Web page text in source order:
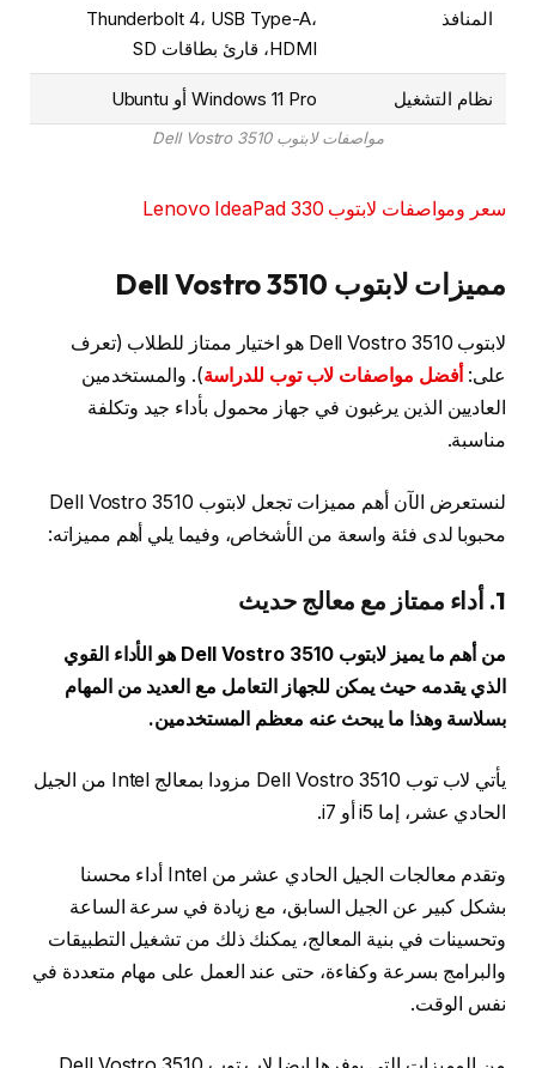
المنافذ
Thunderbolt 4، USB Type-A،
HDMI، قارئ بطاقات SD
نظام التشغيل Windows 11 Pro أو Ubuntu
مواصفات لابتوب Dell Vostro 3510
سعر ومواصفات لابتوب Lenovo IdeaPad 330
مميزات لابتوب Dell Vostro 3510
لابتوب Dell Vostro 3510 هو اختيار ممتاز للطلاب (تعرف
على: أفضل مواصفات لاب توب للدراسة). والمستخدمين
العاديين الذين يرغبون في جهاز محمول بأداء جيد وتكلفة
مناسبة.
لنستعرض الآن أهم مميزات تجعل لابتوب Dell Vostro 3510
محبوبا لدى فئة واسعة من الأشخاص، وفيما يلي أهم مميزاته:
1. أداء ممتاز مع معالج حديث
من أهم ما يميز لابتوب Dell Vostro 3510 هو الأداء القوي
الذي يقدمه حيث يمكن للجهاز التعامل مع العديد من المهام
بسلاسة وهذا ما يبحث عنه معظم المستخدمين.
يأتي لاب توب Dell Vostro 3510 مزودا بمعالج Intel من الجيل
الحادي عشر، إما i5 أو i7.
وتقدم معالجات الجيل الحادي عشر من Intel أداء محسنا
بشكل كبير عن الجيل السابق، مع زيادة في سرعة الساعة
وتحسينات في بنية المعالج، يمكنك ذلك من تشغيل التطبيقات
والبرامج بسرعة وكفاءة، حتى عند العمل على مهام متعددة في
نفس الوقت.